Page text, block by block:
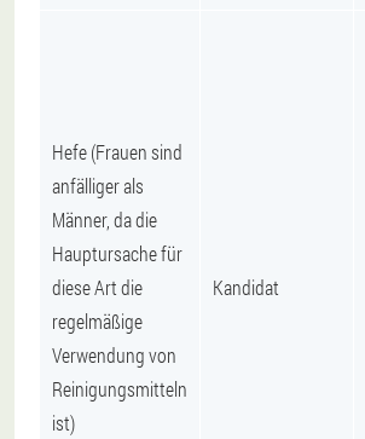
Hefe (Frauen sind
anfälliger als
Männer, da die
Hauptursache für
diese Art die
regelmäßige
Verwendung von
Reinigungsmitteln
ist)
Kandidat